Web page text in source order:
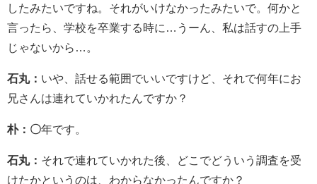
したみたいですね。それがいけなかったみたいで。何かと
言ったら、学校を卒業する時に…うーん、私は話すの上手
じゃないから…。
石丸： いや、話せる範囲でいいですけど、それで何年にお
兄さんは連れていかれたんですか？
朴：〇年です。
石丸： それで連れていかれた後、どこでどういう調査を受
けたかというのは、わからなかったんですか？